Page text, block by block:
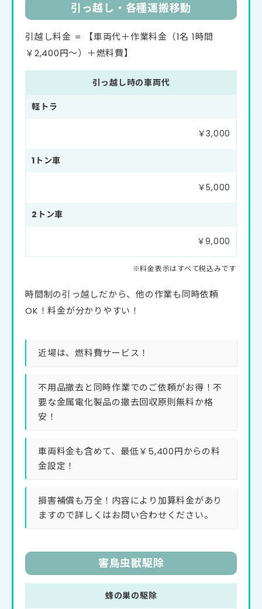
引っ越し・各種運搬移動
引越し料金 = 【車両代＋作業料金（1名 1時間
￥2,400円～）＋燃料費】
引っ越し時の車両代
軽トラ
￥3,000
1トン車
￥5,000
2トン車
￥9,000
時間制の引っ越しだから、他の作業も同時依頼
OK！料金が分かりやすい！
近場は、燃料費サービス！
不用品撤去と同時作業でのご依頼がお得！不
要な金属電化製品の撤去回収原則無料か格
安！
車両料金も含めて、最低￥5,400円からの料
金設定！
損害補償も万全！内容により加算料金があり
ますので詳しくはお問い合わせください。
害⿃⾍獣駆除
蜂の巣の駆除